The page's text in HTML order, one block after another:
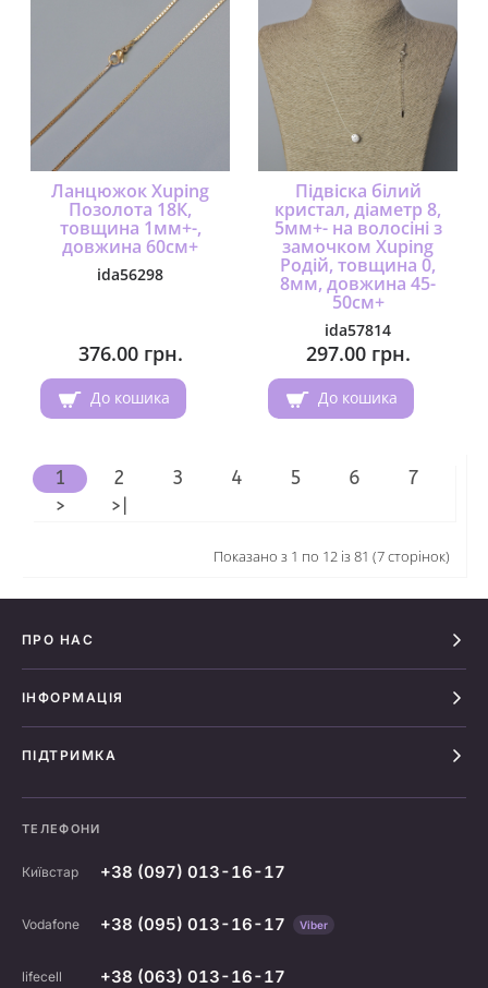
Ланцюжок Xuping
Позолота 18К,
товщина 1мм+-,
довжина 60см+
ida56298
376.00 грн.
До кошика
Підвіска білий
кристал, діаметр 8,
5мм+- на волосіні з
замочком Xuping
Родій, товщина 0,
8мм, довжина 45-
50см+
ida57814
297.00 грн.
До кошика
1 2 3 4 5 6
7
>
>|
Показано з 1 по 12 із 81 (7 сторінок)
ПРО НАС
ІНФОРМАЦІЯ
ПІДТРИМКА
ТЕЛЕФОНИ
Київстар +38 (097) 013-16-17
Vodafone +38 (095) 013-16-17 Viber
lifecell +38 (063) 013-16-17